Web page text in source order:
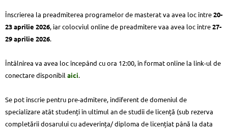
Înscrierea la preadmiterea programelor de masterat va avea loc între20-
23 aprilie 2026, iar colocviul online de preadmitere vaa avea loc între27-
29 aprilie 2026.
Întâlnirea va avea loc începând cu ora 12:00, în format online la link-ul de
conectare disponibil aici.
Se pot înscrie pentru pre-admitere, indiferent de domeniul de
specializare atât studenți în ultimul an de studii de licență (sub rezerva
completării dosarului cu adeverința/ diploma de licențiat până la data